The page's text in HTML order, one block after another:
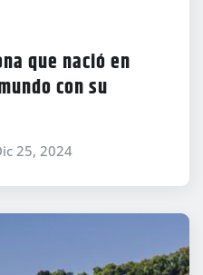
que nació en
con su
25, 2024